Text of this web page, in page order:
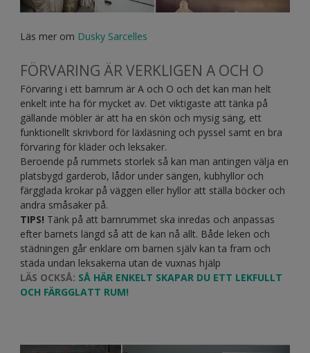
Läs mer om Dusky Sarcelles
FÖRVARING ÄR VERKLIGEN A OCH O
Förvaring i ett barnrum är A och O och det kan man helt
enkelt inte ha för mycket av. Det viktigaste att tänka på
gällande möbler är att ha en skön och mysig säng, ett
funktionellt skrivbord för läxläsning och pyssel samt en bra
förvaring för kläder och leksaker.
Beroende på rummets storlek så kan man antingen välja en
platsbygd garderob, lådor under sängen, kubhyllor och
färgglada krokar på väggen eller hyllor att ställa böcker och
andra småsaker på.
TIPS! Tänk på att barnrummet ska inredas och anpassas
efter barnets längd så att de kan nå allt. Både leken och
städningen går enklare om barnen själv kan ta fram och
städa undan leksakerna utan de vuxnas hjälp
LÄS OCKSÅ: SÅ HÄR ENKELT SKAPAR DU ETT LEKFULLT
OCH FÄRGGLATT RUM!